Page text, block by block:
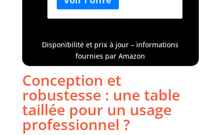
hygiénique, durable et facile à
nettoyer Stabilité optimale – pieds
Disponibilité et prix à jour – informations
fournies par Amazon
Conception et
robustesse : une table
taillée pour un usage
professionnel ?